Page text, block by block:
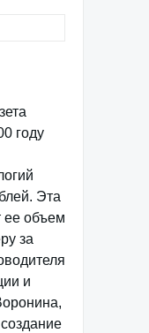
году
Эта
ее объем
за
и